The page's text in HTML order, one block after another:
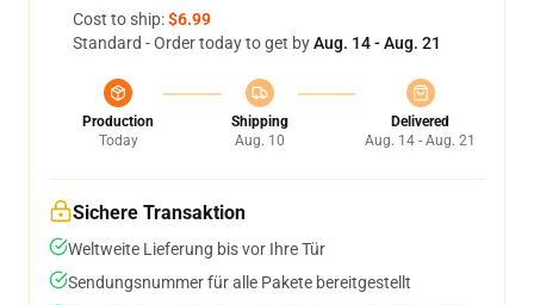
Cost to ship:$6.99
Standard - Order today to get byAug. 14 - Aug. 21
Production
Today
Shipping
Aug. 10
Delivered
Aug. 14 - Aug. 21
Sichere Transaktion
Weltweite Lieferung bis vor Ihre Tür
Sendungsnummer für alle Pakete bereitgestellt